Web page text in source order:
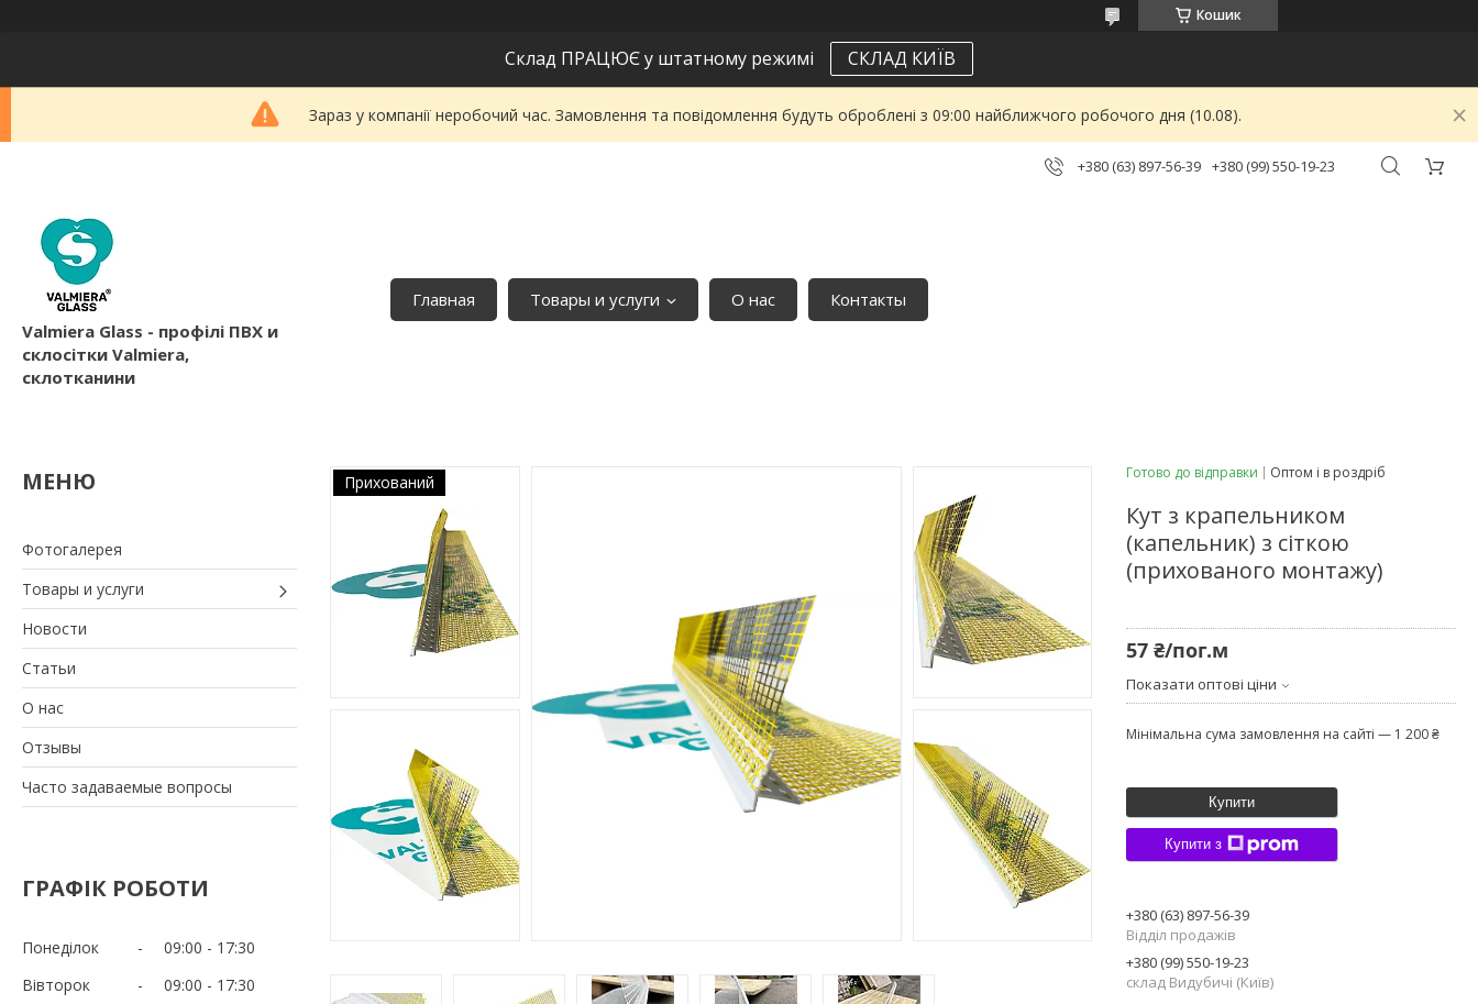
Кошик
Склад ПРАЦЮЄ у штатному режимі СКЛАД КИЇВ
Зараз у компанії неробочий час. Замовлення та повідомлення будуть оброблені з 09:00 найближчого робочого дня (10.08).
+380 (63) 897-56-39 +380 (99) 550-19-23
Valmiera Glass - профілі ПВХ и
склосітки Valmiera,
склотканини
Главная Товары и услуги О нас Контакты
Фотогалерея
Товары и услуги
Новости
Статьи
О нас
Отзывы
Часто задаваемые вопросы
ГРАФІК РОБОТИ
Понеділок 09:00
17:30
Вівторок
09:00
17:30
Прихований Готово до відправки Оптом і в роздріб
Кут з крапельником
(капельник) з сіткою
(прихованого монтажу)
57 ₴/пог.м
Показати оптові ціни
Мінімальна сума замовлення на сайті — 1 200 ₴
Купити
Купити з
+380 (63) 897-56-39
Відділ продажів
+380 (99) 550-19-23
склад Видубичі (Київ)